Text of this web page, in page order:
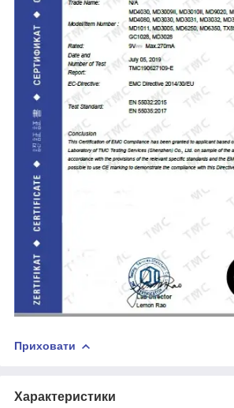
Приховати
Характеристики